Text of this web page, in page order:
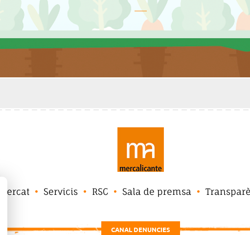
Mercat Servicis RSC Sala de premsa
CANAL DENUNCIES